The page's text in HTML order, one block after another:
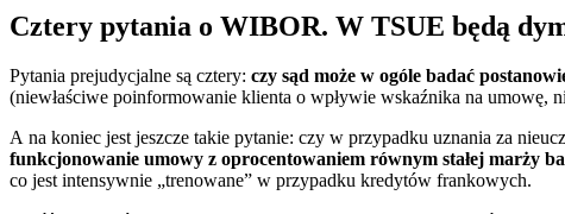
Cztery pytania o WIBOR. W TSUE będą
Pytania prejudycjalne są cztery: czy sąd może w ogóle badać
(niewłaściwe poinformowanie klienta o wpływie wskaźnika na umowę,
A na koniec jest jeszcze takie pytanie: czy w przypadku uznania za
funkcjonowanie umowy z oprocentowaniem równym stałej marży
co jest intensywnie „trenowane” w przypadku kredytów frankowych.